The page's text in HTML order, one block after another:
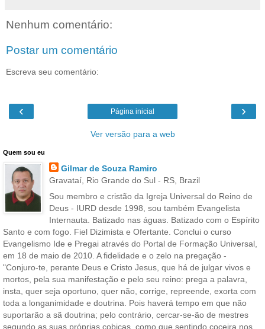
Nenhum comentário:
Postar um comentário
Escreva seu comentário:
‹ ›
Página inicial
Ver versão para a web
Quem sou eu
Gilmar de Souza Ramiro
Gravataí, Rio Grande do Sul - RS, Brazil
Sou membro e cristão da Igreja Universal do Reino de
Deus - IURD desde 1998, sou também Evangelista
Internauta. Batizado nas águas. Batizado com o Espírito
Santo e com fogo. Fiel Dizimista e Ofertante. Conclui o curso
Evangelismo Ide e Pregai através do Portal de Formação Universal,
em 18 de maio de 2010. A fidelidade e o zelo na pregação -
"Conjuro-te, perante Deus e Cristo Jesus, que há de julgar vivos e
mortos, pela sua manifestação e pelo seu reino: prega a palavra,
insta, quer seja oportuno, quer não, corrige, repreende, exorta com
toda a longanimidade e doutrina. Pois haverá tempo em que não
suportarão a sã doutrina; pelo contrário, cercar-se-ão de mestres
segundo as suas próprias cobiças, como que sentindo coceira nos